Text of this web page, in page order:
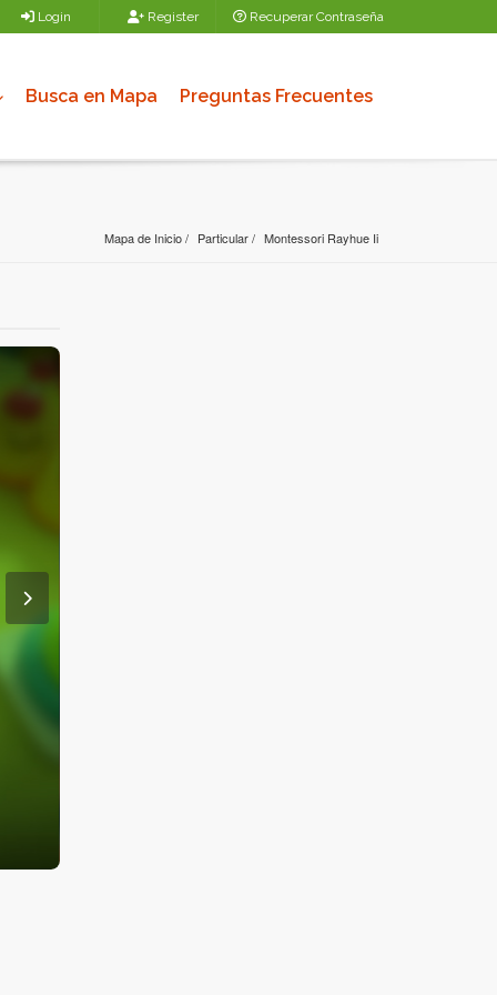
Login Register Recuperar Contraseña
Busca en Mapa Preguntas Frecuentes
Mapa de Inicio Particular Montessori Rayhue Ii